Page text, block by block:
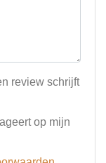
review schrijft
op mijn